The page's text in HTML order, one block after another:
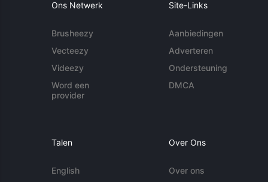
Ons Netwerk
Brusheezy
Vecteezy
Videezy
Word een
provider
Site-Links
Aanbiedingen
Adverteren
Ondersteuning
DMCA
Talen
English
Over Ons
Over ons